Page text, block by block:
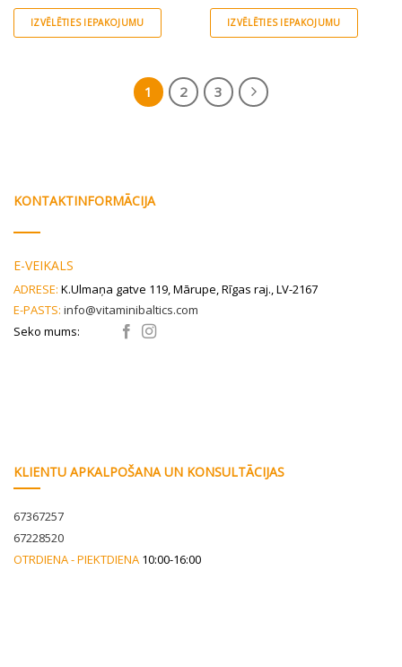
IZVĒLĒTIES IEPAKOJUMU
be
on
product
page
IZVĒLĒTIES IEPAKOJUMU
has
multiple
page
1 2 3
KONTAKTINFORMĀCIJA
E-VEIKALS
ADRESE: K.Ulmaņa gatve 119, Mārupe, Rīgas raj., LV-2167
E-PASTS: info@vitaminibaltics.com
Seko mums:
KLIENTU APKALPOŠANA UN KONSULTĀCIJAS
67367257
67228520
OTRDIENA - PIEKTDIENA 10:00-16:00